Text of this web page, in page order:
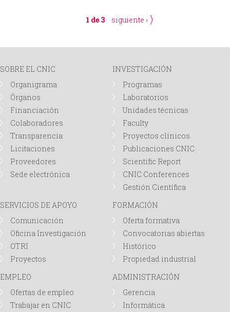
1 de 3 siguiente ›
SOBRE EL CNIC
Organigrama
Órganos
Financiación
Colaboradores
Transparencia
Licitaciones
Proveedores
Sede electrónica
INVESTIGACIÓN
Programas
Laboratorios
Unidades técnicas
Faculty
Proyectos clínicos
Publicaciones CNIC
Scientific Report
CNIC Conferences
Gestión Científica
SERVICIOS DE APOYO
Comunicación
Oficina Investigación
OTRI
Proyectos
FORMACIÓN
Oferta formativa
Convocatorias abiertas
Histórico
Propiedad industrial
EMPLEO
Ofertas de empleo
Trabajar en CNIC
ADMINISTRACIÓN
Gerencia
Informática